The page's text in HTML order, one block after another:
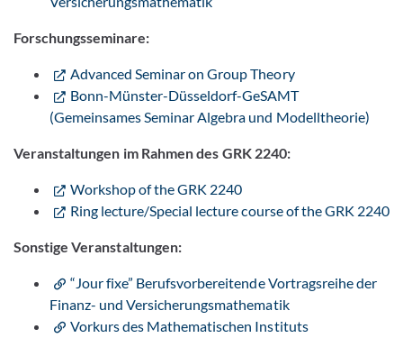
Forschungsseminare:
Advanced Seminar on Group Theory
Bonn-Münster-Düsseldorf-GeSAMT
(Gemeinsames Seminar Algebra und Modelltheorie)
Veranstaltungen im Rahmen des GRK 2240:
Workshop of the GRK 2240
Ring lecture/Special lecture course of the GRK 2240
Sonstige Veranstaltungen:
“Jour fixe” Berufsvorbereitende Vortragsreihe der
Finanz- und Versicherungsmathematik
Vorkurs des Mathematischen Instituts